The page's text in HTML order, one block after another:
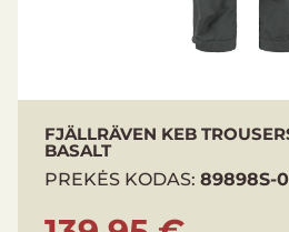
FJÄLLRÄVEN KEB
BASALT
PREKĖS KODAS: 89898S-